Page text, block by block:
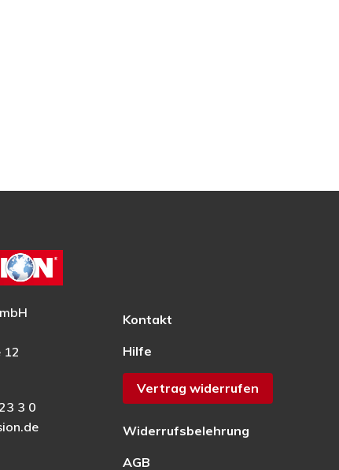
12
3 0
Kontakt
Hilfe
Vertrag widerrufen
Widerrufsbelehrung
AGB